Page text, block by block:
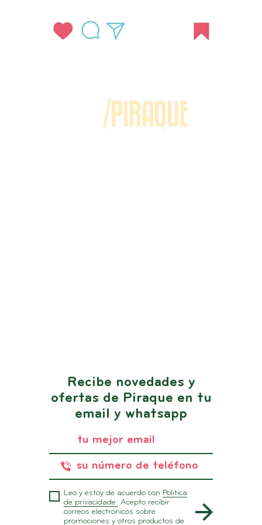
/PIRAQUE
Recibe novedades y
ofertas de Piraque en tu
email y whatsapp
Leo y estoy de acuerdo con Politica
de privacidade. Acepto recibir
correos electrónicos sobre
promociones y otros productos de